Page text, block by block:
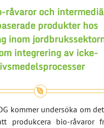
råvaror och
produkter hos
inom
integrering av icke-
kommer undersöka om
produkcera bio-råvaror